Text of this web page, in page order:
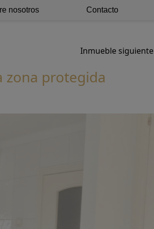
nosotros Contacto
Inmueble siguiente
zona protegida